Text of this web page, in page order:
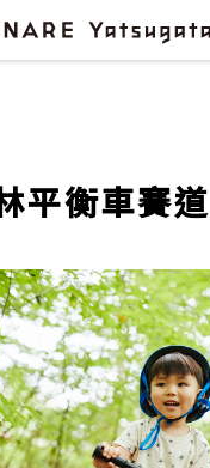
平衡車賽道